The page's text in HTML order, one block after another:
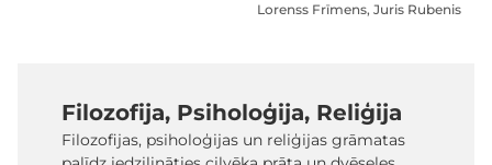
Lorenss Frīmens, Juris Rubenis
Filozofija, Psiholoģija, Reliģija
Filozofijas, psiholoģijas un reliģijas grāmatas